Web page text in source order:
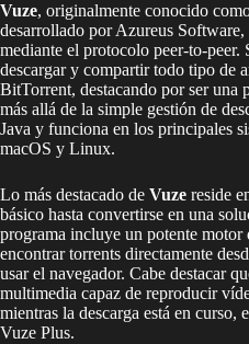
Vuze, originalmente conocido
desarrollado por Azureus
mediante el protocolo peer-to-
descargar y compartir todo tipo de
BitTorrent, destacando por ser una
más allá de la simple gestión de
Java y funciona en los principales
macOS y Linux.
Lo más destacado de Vuze reside
básico hasta convertirse en una
programa incluye un potente motor
encontrar torrents directamente
usar el navegador. Cabe destacar
multimedia capaz de reproducir
mientras la descarga está en curso,
Vuze Plus.